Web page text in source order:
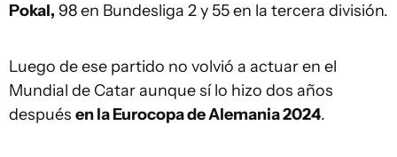
Pokal, 98 en Bundesliga 2 y 55 en la tercera división.
Luego de ese partido no volvió a actuar en el
Mundial de Catar aunque sí lo hizo dos años
después en la Eurocopa de Alemania 2024.